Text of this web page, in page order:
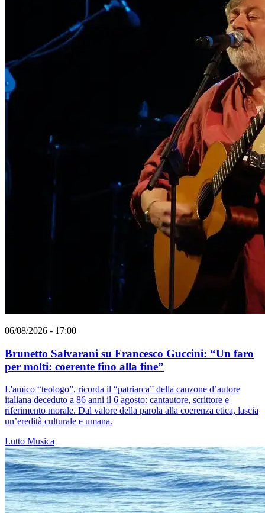
06/08/2026 - 17:00
Brunetto Salvarani su Francesco Guccini: “Un faro
per molti: coerente fino alla fine”
L'amico “teologo”, ricorda il “patriarca” della canzone d’autore
italiana deceduto a 86 anni il 6 agosto: cantautore, scrittore e
riferimento morale. Dal valore della parola alla coerenza etica, lascia
un’eredità culturale e umana.
Lutto Musica